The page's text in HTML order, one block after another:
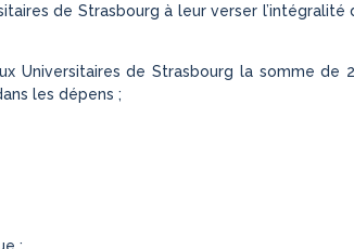
de Strasbourg à leur verser l’intégralité
Universitaires de Strasbourg la somme de
les dépens ;
: